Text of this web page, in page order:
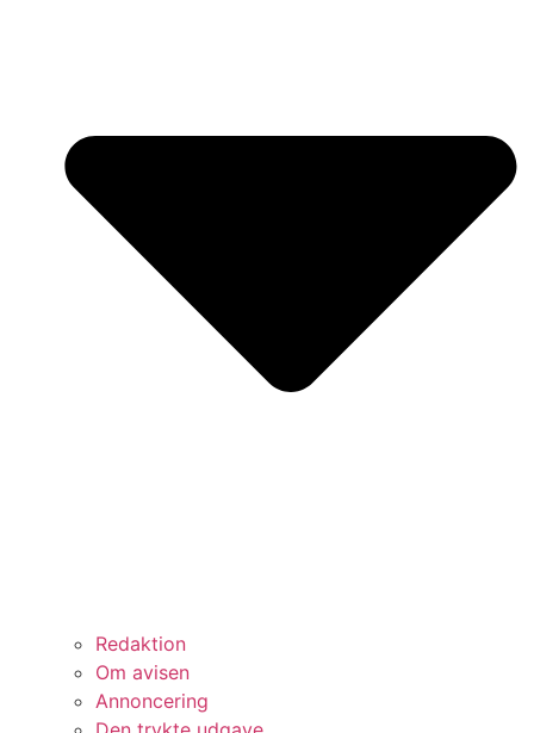
Redaktion
Om avisen
Annoncering